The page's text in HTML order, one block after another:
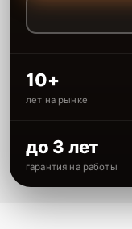
10+
лет на рынке
до 3 лет
гарантия на работы